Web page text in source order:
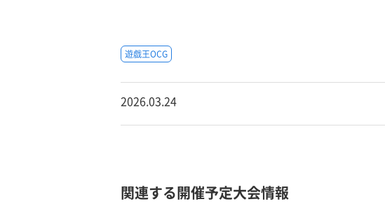
遊戯王OCG
2026.03.24
関連する開催予定大会情報